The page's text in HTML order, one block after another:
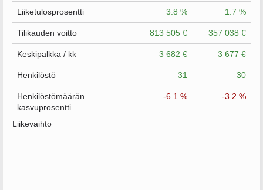
Liiketulosprosentti 3.8 % 1.7 %
Tilikauden voitto 813 505 € 357 038 €
Keskipalkka / kk 3 682 € 3 677 €
Henkilöstö 31 30
Henkilöstömäärän
kasvuprosentti
-6.1 % -3.2 %
Liikevaihto